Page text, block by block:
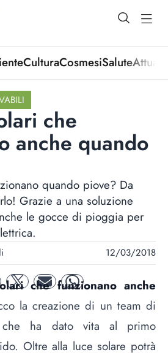
open
CulturaCosmesiSalute
che
anche quando
quando piove? Da
Grazie a una soluzione
le gocce di pioggia per
12/03/2018
twitter mail whatsapp
che funzionano anche
la creazione di un team di
che ha dato vita al primo
Oltre alla luce solare potrà